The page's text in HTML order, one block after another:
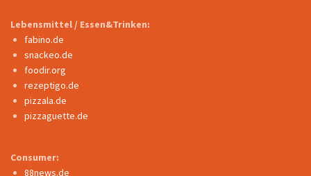
Lebensmittel / Essen&Trinken:
fabino.de
snackeo.de
foodir.org
rezeptigo.de
pizzala.de
pizzaguette.de
Consumer:
88news.de